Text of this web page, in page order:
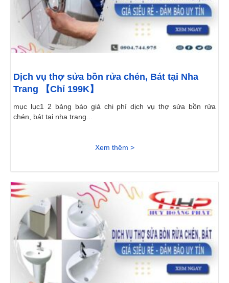
Dịch vụ thợ sửa bồn rửa chén, Bát tại Nha
Trang 【Chỉ 199K】
mục lục1 2 bảng báo giá chi phí dịch vụ thợ sửa bồn rửa
chén, bát tại nha trang...
Xem thêm >